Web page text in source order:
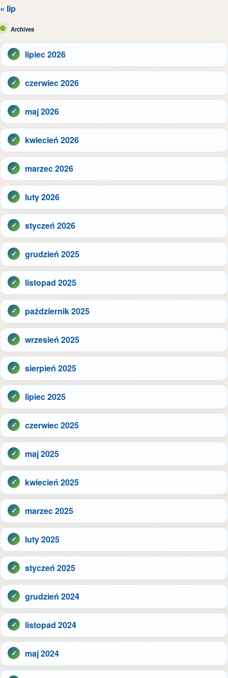
« lip
Archives
lipiec 2026
czerwiec 2026
maj 2026
kwiecień 2026
marzec 2026
luty 2026
styczeń 2026
grudzień 2025
listopad 2025
październik 2025
wrzesień 2025
sierpień 2025
lipiec 2025
czerwiec 2025
maj 2025
kwiecień 2025
marzec 2025
luty 2025
styczeń 2025
grudzień 2024
listopad 2024
maj 2024